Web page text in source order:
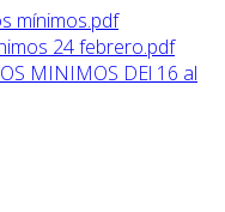
mínimos.pdf
24 febrero.pdf
MINIMOS DEl 16 al